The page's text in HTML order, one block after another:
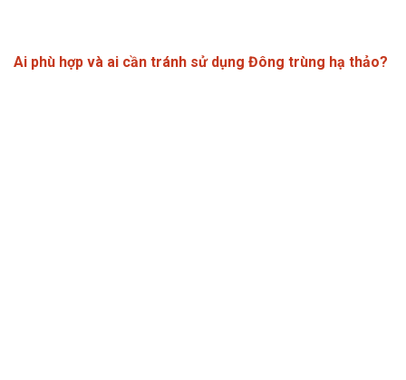
Ai phù hợp và ai cần tránh sử dụng Đông trùng hạ thảo?